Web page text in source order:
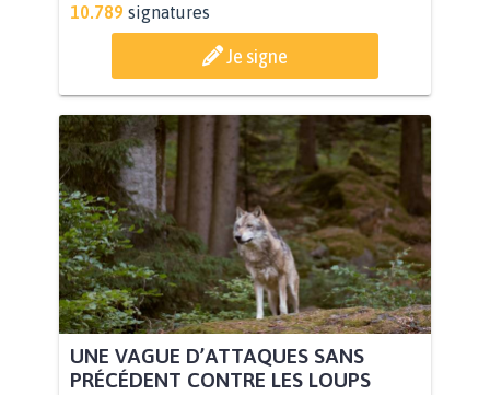
10.789 signatures
Je signe
UNE VAGUE D’ATTAQUES SANS
PRÉCÉDENT CONTRE LES LOUPS